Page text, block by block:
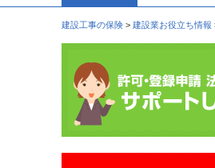
建設工事の保険 > 建設業お役立ち情報